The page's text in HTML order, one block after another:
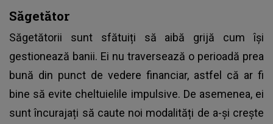
Săgetător
Săgetătorii sunt sfătuiți să aibă grijă cum își
gestionează banii. Ei nu traversează o perioadă prea
bună din punct de vedere financiar, astfel că ar fi
bine să evite cheltuielile impulsive. De asemenea, ei
sunt încurajați să caute noi modalități de a-și crește